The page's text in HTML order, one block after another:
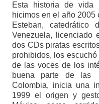
Esta historia de
hicimos en el año 2005
Esteban,
Venezuela, licenciado
dos CDs piratas
prohibidos, los
de las voces de los
buena parte de las
Colombia, inicia una
1999 el origen y